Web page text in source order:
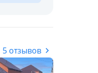
5 отзывов